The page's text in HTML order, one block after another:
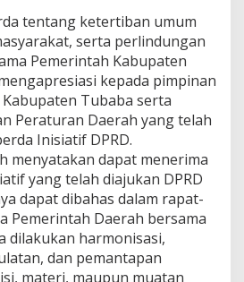
tentang ketertiban umum
serta perlindungan
Pemerintah Kabupaten
kepada pimpinan
Tubaba serta
Peraturan Daerah yang telah
Inisiatif DPRD.
menyatakan dapat menerima
yang telah diajukan DPRD
dapat dibahas dalam rapat-
Pemerintah Daerah bersama
dilakukan harmonisasi,
dan pemantapan
materi, maupun muatan